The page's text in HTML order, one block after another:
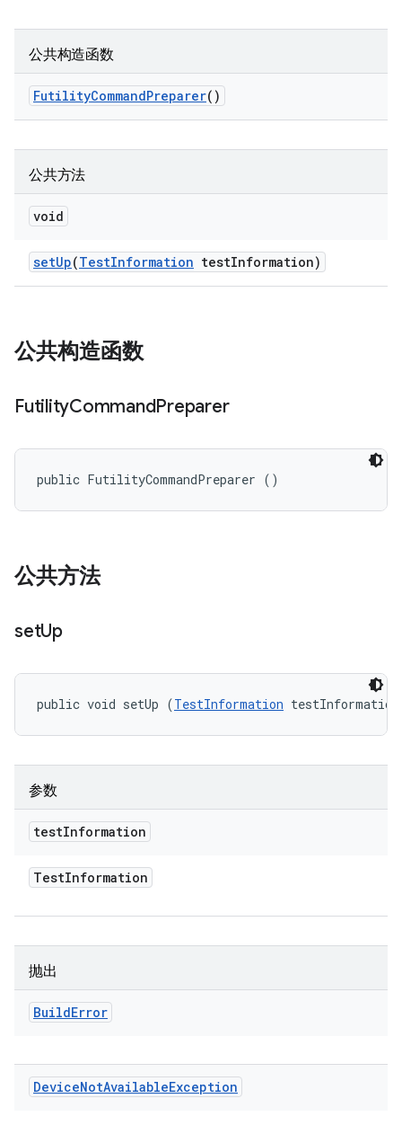
公共构造函数
FutilityCommandPreparer()
公共方法
void
setUp(TestInformation testInformation)
公共构造函数
FutilityCommandPreparer
public FutilityCommandPreparer ()
公共方法
setUp
public void setUp (TestInformation
参数
testInformation
TestInformation
抛出
BuildError
DeviceNotAvailableException